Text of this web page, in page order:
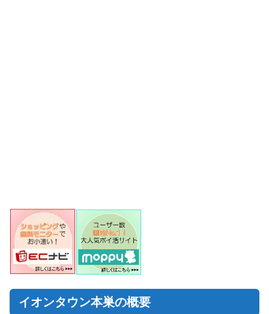
イオンタウン本巣の概要